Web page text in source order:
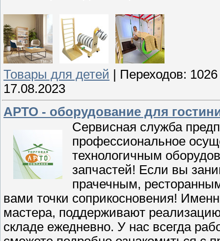
Товары для детей | Переходов: 1026
17.08.2023
АРТО - оборудование для
Сервисная служба
профессиональное
технологичным
запчастей! Если вы
прачечным,
вами точки соприкосновения!
мастера, поддерживают
складе ежедневно. У нас всегда